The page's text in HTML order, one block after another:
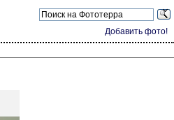
Добавить фото!